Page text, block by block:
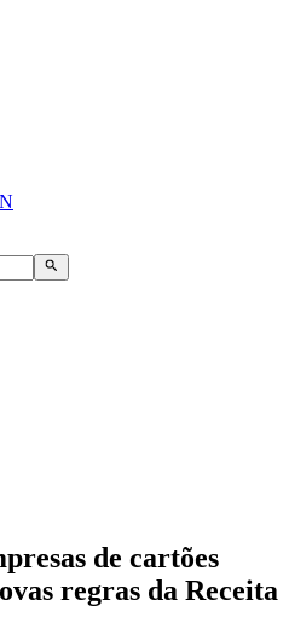
de cartões
regras da Receita